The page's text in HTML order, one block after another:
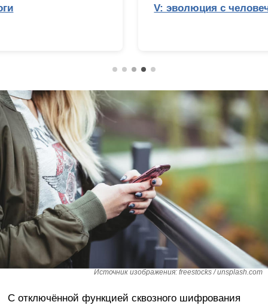
V: эволюция с человеческим лицом
Источник изображения: freestocks / unsplash.com
С отключённой функцией сквозного шифрования